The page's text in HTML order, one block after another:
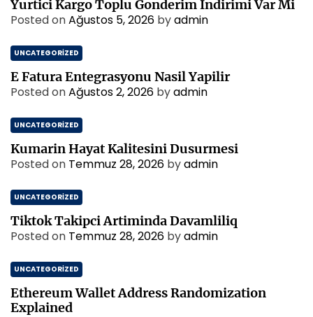
Yurtici Kargo Toplu Gonderim İndirimi Var Mi
Posted onAğustos 5, 2026 byadmin
UNCATEGORIZED
E Fatura Entegrasyonu Nasil Yapilir
Posted onAğustos 2, 2026 byadmin
UNCATEGORIZED
Kumarin Hayat Kalitesini Dusurmesi
Posted on Temmuz 28, 2026 byadmin
UNCATEGORIZED
Tiktok Takipci Artiminda Davamliliq
Posted on Temmuz 28, 2026 byadmin
UNCATEGORIZED
Ethereum Wallet Address Randomization
Explained